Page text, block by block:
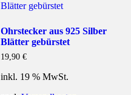
Ohrstecker aus 925 Silber
Blätter gebürstet
19,90 €
inkl. 19 % MwSt.